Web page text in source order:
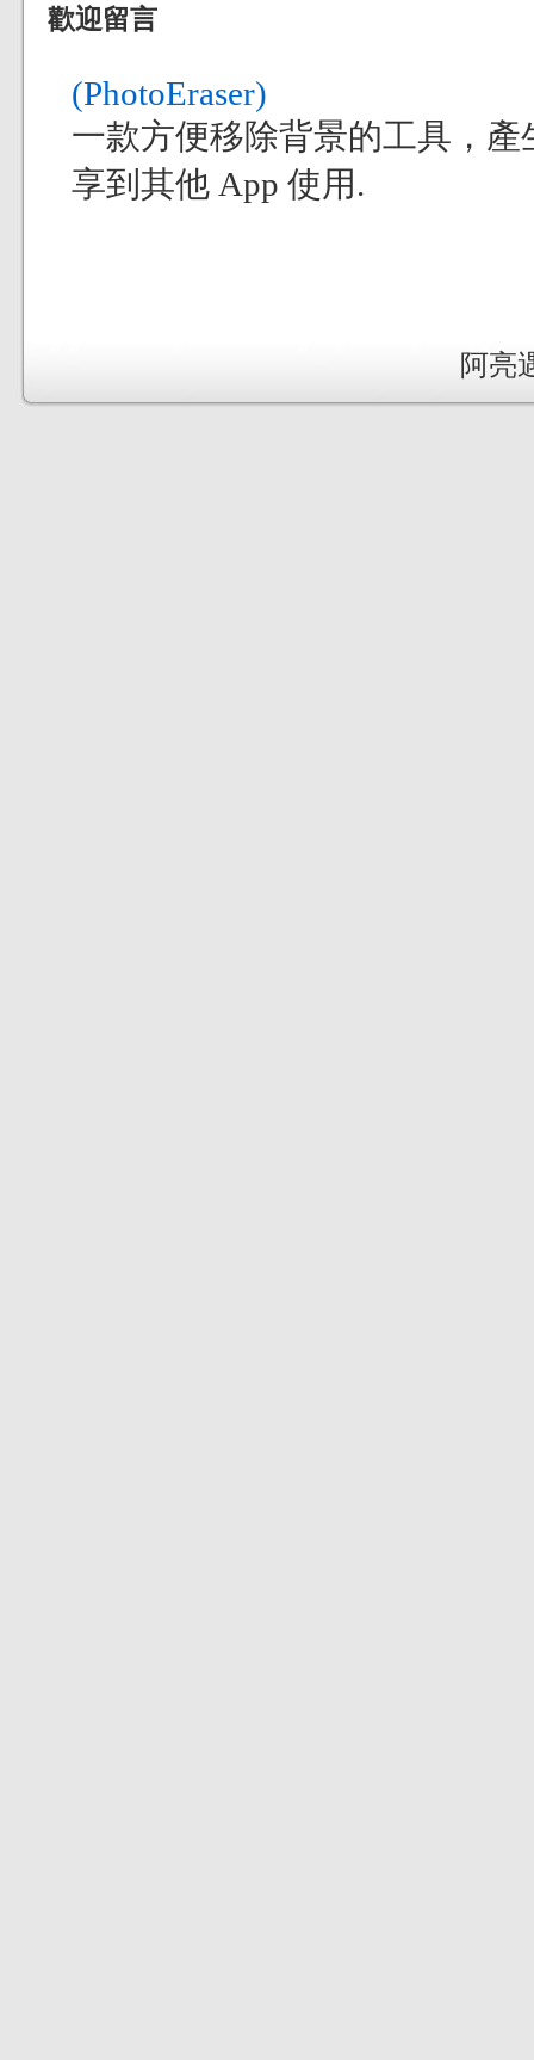
歡迎留言
(PhotoEraser)
一款方便移除背景的工具，
享到其他 App 使用.
阿亮